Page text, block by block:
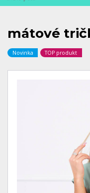
mátové
Novinka TOP produkt